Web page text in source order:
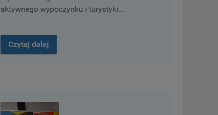
aktywnego wypoczynku i turystyki...
Czytaj dalej